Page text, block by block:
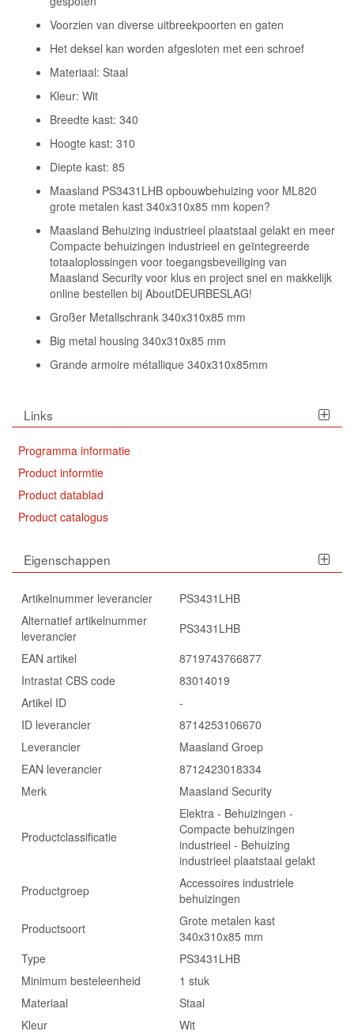
Voorzien van diverse uitbreekpoorten en gaten
Het deksel kan worden afgesloten met een schroef
Materiaal: Staal
Kleur: Wit
Breedte kast: 340
Hoogte kast: 310
Diepte kast: 85
Maasland PS3431LHB opbouwbehuizing voor ML820
grote metalen kast 340x310x85 mm kopen?
Maasland Behuizing industrieel plaatstaal gelakt en meer
Compacte behuizingen industrieel en geïntegreerde
totaaloplossingen voor toegangsbeveiliging van
Maasland Security voor klus en project snel en makkelijk
online bestellen bij AboutDEURBESLAG!
Großer Metallschrank 340x310x85 mm
Big metal housing 340x310x85 mm
Grande armoire métallique 340x310x85mm
Links
Programma informatie
Product informtie
Product datablad
Product catalogus
Eigenschappen
Artikelnummer leverancier
PS3431LHB
Alternatief artikelnummer
leverancier
PS3431LHB
EAN artikel
8719743766877
Intrastat CBS code
83014019
Artikel ID
-
ID leverancier
8714253106670
Leverancier
Maasland Groep
EAN leverancier
8712423018334
Merk
Maasland Security
Productclassificatie
Elektra - Behuizingen -
Compacte behuizingen
industrieel - Behuizing
industrieel plaatstaal gelakt
Productgroep
Accessoires industriele
behuizingen
Productsoort
Grote metalen kast
340x310x85 mm
Type
PS3431LHB
Minimum besteleenheid
1 stuk
Materiaal
Staal
Kleur
Wit